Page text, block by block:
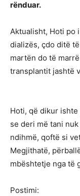
rënduar.
Aktualisht, Hoti po
dializës, çdo ditë
martën do të
transplantit jashtë
Hoti, që dikur
se deri më tani
ndihmë, qoftë si
Megjithatë,
mbështetje nga të
Postimi: